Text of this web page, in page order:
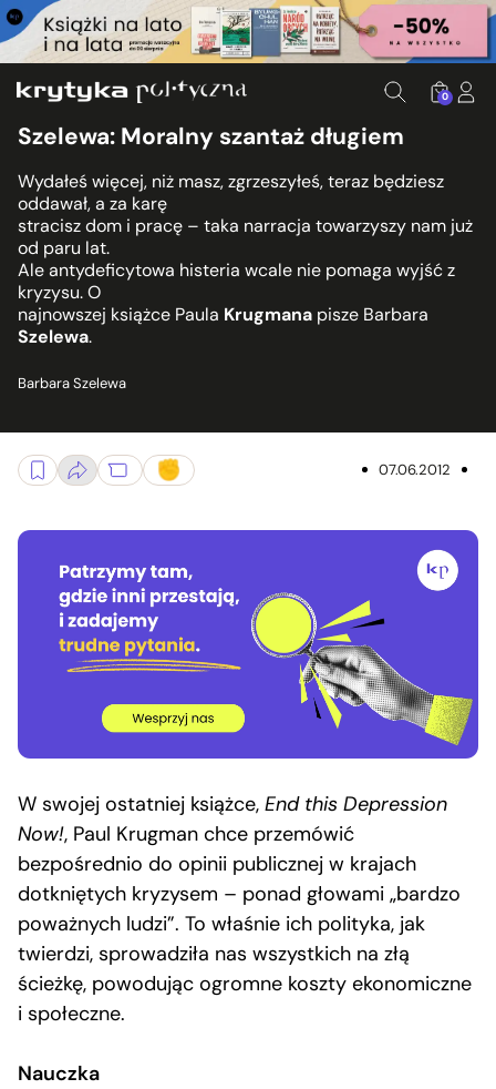
0
Szelewa: Moralny szantaż długiem
Wydałeś więcej, niż masz, zgrzeszyłeś, teraz będziesz
oddawał, a za karę
stracisz dom i pracę – taka narracja towarzyszy nam już
od paru lat.
Ale antydeficytowa histeria wcale nie pomaga wyjść z
kryzysu. O
najnowszej książce Paula Krugmana pisze Barbara
Szelewa.
Barbara Szelewa
07.06.2012
W swojej ostatniej książce, End this Depression
Now!, Paul Krugman chce przemówić
bezpośrednio do opinii publicznej w krajach
dotkniętych kryzysem – ponad głowami „bardzo
poważnych ludzi”. To właśnie ich polityka, jak
twierdzi, sprowadziła nas wszystkich na złą
ścieżkę, powodując ogromne koszty ekonomiczne
i społeczne.
Nauczka